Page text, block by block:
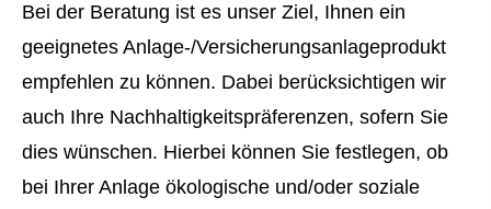
Bei der Beratung ist es unser Ziel, Ihnen ein
geeignetes Anlage-/Versicherungsanlageprodukt
empfehlen zu können. Dabei berücksichtigen wir
auch Ihre Nachhaltigkeitspräferenzen, sofern Sie
dies wünschen. Hierbei können Sie festlegen, ob
bei Ihrer Anlage ökologische und/oder soziale